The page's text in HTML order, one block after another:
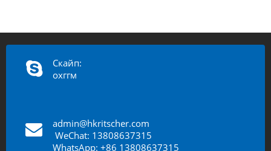
Скайп:
охггм
admin@hkritscher.com
WeChat: 13808637315
WhatsApp: +86 13808637315